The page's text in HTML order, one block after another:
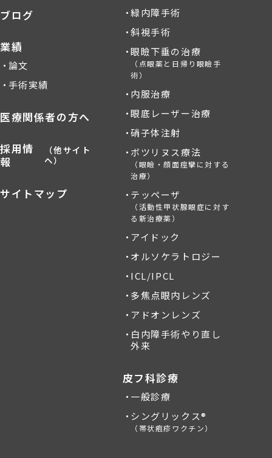
緑内障手術
斜視手術
眼瞼下垂の治療
（点眼薬と日帰り眼瞼手
術）
内服治療
眼底レーザー治療
硝子体注射
ボツリヌス療法
（眼瞼・顔面痙攣に対する
治療）
テッペーザ
（活動性甲状腺眼症に対す
る新治療薬）
アイドック
オルソケラトロジー
ICL/IPCL
多焦点眼内レンズ
アドオンレンズ
白内障手術やり直し
外来
皮フ科診療
一般診療
シングリックス®
（帯状疱疹ワクチン）
ブログ
業績
論文
手術実績
医療関係者の方へ
採用情
報
（他サイト
へ）
サイトマップ